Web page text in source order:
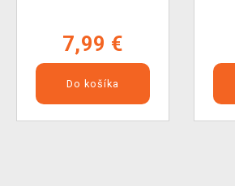
7,99 €
Do košíka